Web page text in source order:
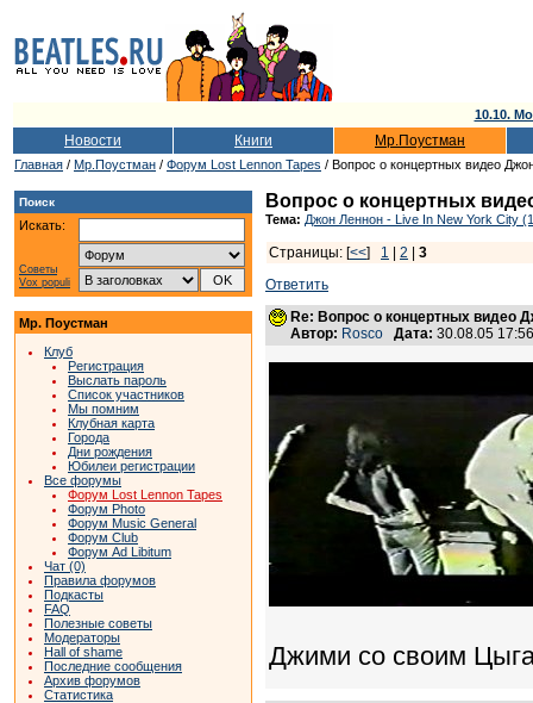
10.10.
Новости Книги Мр.Поустман
Главная / Мр.Поустман / Форум Lost Lennon Tapes / Вопрос о концертных видео
Поиск
Искать:
Советы
Vox populi
Мр. Поустман
Клуб
Регистрация
Выслать пароль
Список участников
Мы помним
Клубная карта
Города
Дни рождения
Юбилеи регистрации
Все форумы
Форум Lost Lennon Tapes
Форум Photo
Форум Music General
Форум Club
Форум Ad Libitum
Чат (0)
Правила форумов
Подкасты
FAQ
Полезные советы
Модераторы
Hall of shame
Последние сообщения
Архив форумов
Статистика
Вопрос о концертных
Тема: Джон Леннон - Live In New York City
Страницы: [<<] 1 2
3
Ответить
Re: Вопрос о концертных видео
Автор: Rosco Дата: 30.08.05
Джими со своим